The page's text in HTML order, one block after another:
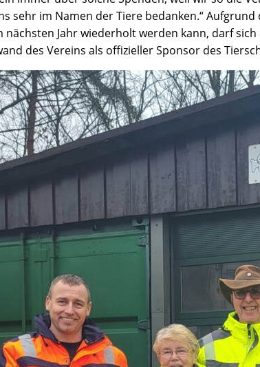
sehr im Namen der Tiere bedanken.“
nächsten Jahr wiederholt werden kann, darf
des Vereins als offizieller Sponsor des